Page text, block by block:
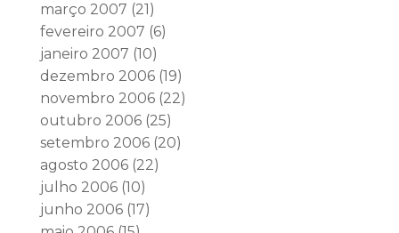
março 2007 (21)
fevereiro 2007 (6)
janeiro 2007 (10)
dezembro 2006(19)
novembro 2006(22)
outubro 2006(25)
setembro 2006(20)
agosto 2006(22)
julho 2006(10)
junho 2006(17)